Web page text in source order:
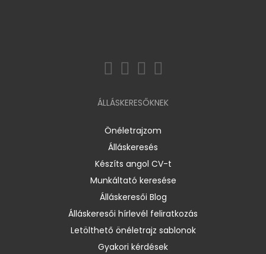
ÁLLÁSKERESŐKNEK
Önéletrajzom
Álláskeresés
Készíts angol CV-t
Munkáltató keresése
Álláskeresői Blog
Álláskeresői hírlevél feliratkozás
Letölthető önéletrajz sablonok
Gyakori kérdések